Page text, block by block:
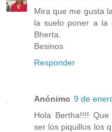
Mira que me gusta
la suelo poner a la
Bherta.
Besinos
Responder
Anónimo 9 de
Hola Bertha!!!!
ser los piquillos los